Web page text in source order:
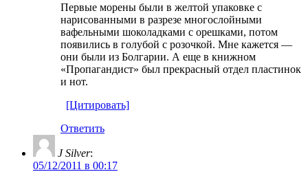
Первые морены были в желтой упаковке с
нарисованными в разрезе многослойными
вафельными шоколадками с орешками, потом
появились в голубой с розочкой. Мне кажется —
они были из Болгарии. А еще в книжном
«Пропагандист» был прекрасный отдел пластинок
и нот.
[Цитировать]
Ответить
J Silver:
05/12/2011 в 00:17